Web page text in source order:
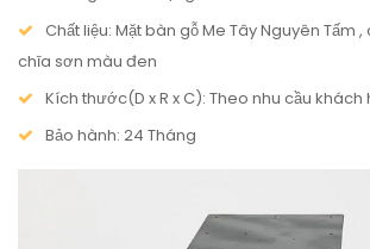
Chất liệu: Mặt bàn gỗ Me Tây Nguyên Tấm
chĩa sơn màu đen
Kích thước(D x R x C): Theo nhu cầu khách
Bảo hành: 24 Tháng